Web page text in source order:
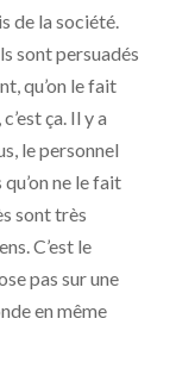
de la société.
sont persuadés
qu’on le fait
ça. Il y a
le personnel
ne le fait
sont très
C’est le
pas sur une
en même